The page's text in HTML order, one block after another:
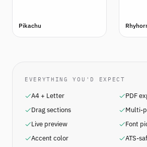
Pikachu
EVERYTHING YOU'D EXPECT
A4 + Letter
PDF
Drag sections
Multi-
Live preview
Font
Accent color
ATS-